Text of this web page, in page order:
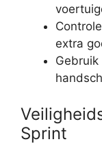
extra
Sprint